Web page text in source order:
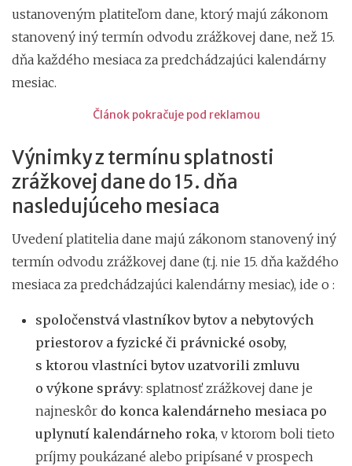
ustanoveným platiteľom dane, ktorý majú zákonom
stanovený iný termín odvodu zrážkovej dane, než 15.
dňa každého mesiaca za predchádzajúci kalendárny
mesiac.
Článok pokračuje pod reklamou
Výnimky z termínu splatnosti
zrážkovej dane do 15. dňa
nasledujúceho mesiaca
Uvedení platitelia dane majú zákonom stanovený iný
termín odvodu zrážkovej dane (t.j. nie 15. dňa každého
mesiaca za predchádzajúci kalendárny mesiac), ide o :
spoločenstvá vlastníkov bytov a nebytových
priestorov a fyzické či právnické osoby,
s ktorou vlastníci bytov uzatvorili zmluvu
o výkone správy: splatnosť zrážkovej dane je
najneskôr do konca kalendárneho mesiaca po
uplynutí kalendárneho roka, v ktorom boli tieto
príjmy poukázané alebo pripísané v prospech